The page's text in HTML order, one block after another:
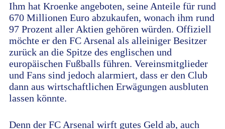
Ihm hat Kroenke angeboten, seine Anteile für rund
670 Millionen Euro abzukaufen, wonach ihm rund
97 Prozent aller Aktien gehören würden. Offiziell
möchte er den FC Arsenal als alleiniger Besitzer
zurück an die Spitze des englischen und
europäischen Fußballs führen. Vereinsmitglieder
und Fans sind jedoch alarmiert, dass er den Club
dann aus wirtschaftlichen Erwägungen ausbluten
lassen könnte.
Denn der FC Arsenal wirft gutes Geld ab, auch